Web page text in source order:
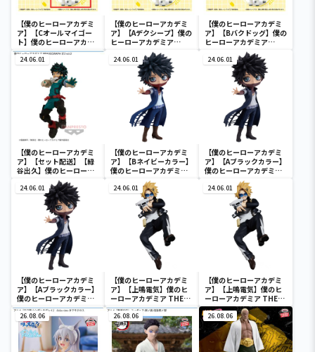
【僕のヒーローアカデミ
ア】【Cオールマイゴー
ト】僕のヒーローアカデ
ミア Fluffy Puffy～デク
シープ＆バクドッグ＆オ
ールマイゴート～
【僕のヒーローアカデミ
ア】【Aデクシープ】僕の
ヒーローアカデミア
Fluffy Puffy～デクシー
プ＆バクドッグ＆オール
マイゴート～
【僕のヒーローアカデミ
ア】【Bバクドッグ】僕の
ヒーローアカデミア
Fluffy Puffy～デクシー
プ＆バクドッグ＆オール
マイゴート～
24.06.01
【僕のヒーローアカデミ
ア】【セット配送】【緑
谷出久】僕のヒーローア
カデミア BRAVEGRAPH
＃2 vol.2
24.06.01
【僕のヒーローアカデミ
ア】【Bネイビーカラー】
僕のヒーローアカデミア
Q posket-荼毘-
24.06.01
【僕のヒーローアカデミ
ア】【Aブラックカラー】
僕のヒーローアカデミア
Q posket-荼毘-
24.06.01
【僕のヒーローアカデミ
ア】【Aブラックカラー】
僕のヒーローアカデミア
Q posket-荼毘-
24.06.01
【僕のヒーローアカデミ
ア】【上鳴電気】僕のヒ
ーローアカデミア THE
AMAZING HEROES
vol.21
24.06.01
【僕のヒーローアカデミ
ア】【上鳴電気】僕のヒ
ーローアカデミア THE
AMAZING HEROES
vol.21
26.08.06 26.08.06 26.08.06